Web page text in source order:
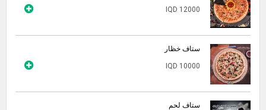
IQD 12000
ستاف خظار
IQD 10000
ستاف لحم